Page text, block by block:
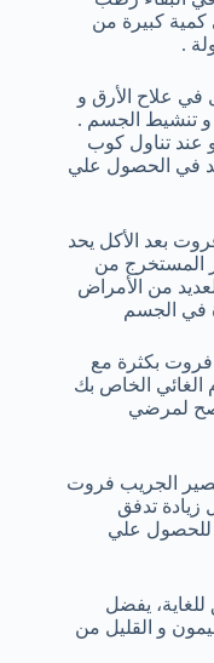
كمية كبيرة من
.
علاح الأرق و
و تنشيط الجسم .
عند تناول كوب
في الحصول علي
بعد الأكل يحد
المستخرج من
من الأمراض
في الجسم
فروت بكثرة مع
الغائي الخاص بك
لمرضي
الجريب فروت
تدفق
للحصول علي
يفضل
و القليل من